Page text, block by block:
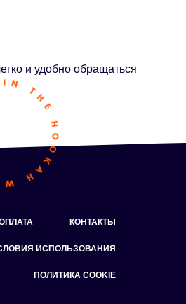
и удобно обращаться
КОНТАКТЫ
ИСПОЛЬЗОВАНИЯ
ПОЛИТИКА COOKIE